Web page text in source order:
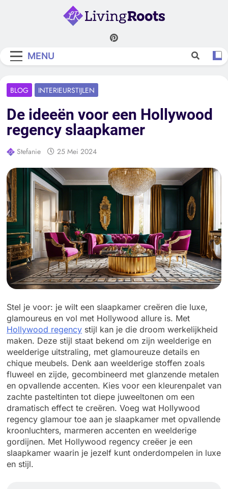
Living Roots
MENU
BLOG INTERIEURSTIJLEN
De ideeën voor een Hollywood
regency slaapkamer
Stefanie 25 Mei 2024
Stel je voor: je wilt een slaapkamer creëren die luxe,
glamoureus en vol met Hollywood allure is. Met
Hollywood regency stijl kan je die droom werkelijkheid
maken. Deze stijl staat bekend om zijn weelderige en
weelderige uitstraling, met glamoureuze details en
chique meubels. Denk aan weelderige stoffen zoals
fluweel en zijde, gecombineerd met glanzende metalen
en opvallende accenten. Kies voor een kleurenpalet van
zachte pasteltinten tot diepe juweeltonen om een ​​
dramatisch effect te creëren. Voeg wat Hollywood
regency glamour toe aan je slaapkamer met opvallende
kroonluchters, marmeren accenten en weelderige
gordijnen. Met Hollywood regency creëer je een
slaapkamer waarin je jezelf kunt onderdompelen in luxe
en stijl.